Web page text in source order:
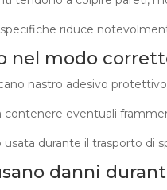
riduce
nel modo
nastro adesivo
contenere eventuali
durante il trasporto di
danni